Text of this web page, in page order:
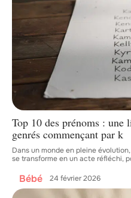
Top 10 des prénoms : une
genrés commençant par k
Dans un monde en pleine
se transforme en un acte réfléchi,
Bébé 24 février 2026